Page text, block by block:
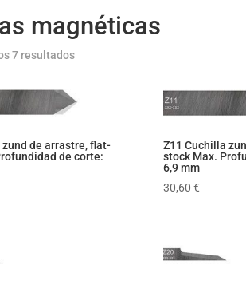
magnéticas
7 resultados
de arrastre, flat-
de corte:
Z11 Cuchilla
stock Max.
6,9 mm
30,60 €